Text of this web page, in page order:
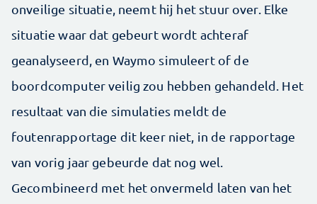
onveilige situatie, neemt hij het stuur over. Elke
situatie waar dat gebeurt wordt achteraf
geanalyseerd, en Waymo simuleert of de
boordcomputer veilig zou hebben gehandeld. Het
resultaat van die simulaties meldt de
foutenrapportage dit keer niet, in de rapportage
van vorig jaar gebeurde dat nog wel.
Gecombineerd met het onvermeld laten van het